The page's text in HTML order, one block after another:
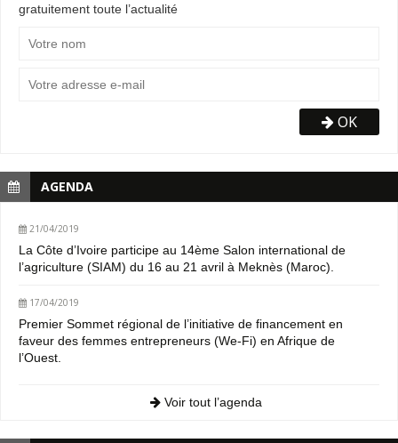
gratuitement toute l’actualité
OK
AGENDA
21/04/2019
La Côte d’Ivoire participe au 14ème Salon international de
l’agriculture (SIAM) du 16 au 21 avril à Meknès (Maroc).
17/04/2019
Premier Sommet régional de l’initiative de financement en
faveur des femmes entrepreneurs (We-Fi) en Afrique de
l’Ouest.
Voir tout l’agenda